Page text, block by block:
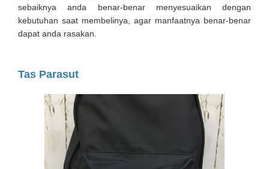
sebaiknya anda benar-benar menyesuaikan dengan
kebutuhan saat membelinya, agar manfaatnya benar-benar
dapat anda rasakan.
Tas Parasut